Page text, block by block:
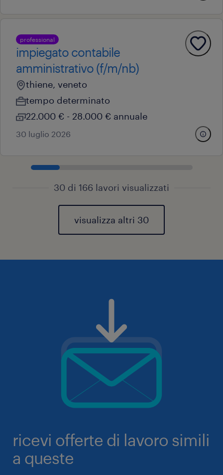
professional
impiegato contabile
amministrativo (f/m/nb)
thiene, veneto
tempo determinato
22.000 € - 28.000 € annuale
30 luglio 2026
30 di 166 lavori visualizzati
visualizza altri 30
ricevi offerte di lavoro simili
a queste